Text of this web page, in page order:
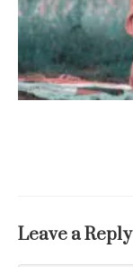
Leave a Reply